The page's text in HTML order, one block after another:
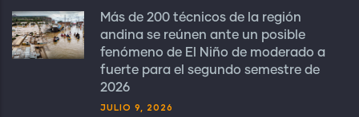
Más de 200 técnicos de la región
andina se reúnen ante un posible
fenómeno de El Niño de moderado a
fuerte para el segundo semestre de
2026
JULIO 9, 2026